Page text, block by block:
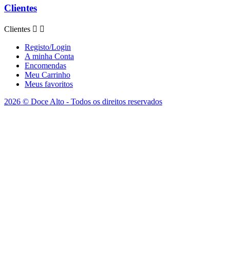
Clientes
Clientes  
Registo/Login
A minha Conta
Encomendas
Meu Carrinho
Meus favoritos
2026 © Doce Alto - Todos os direitos reservados